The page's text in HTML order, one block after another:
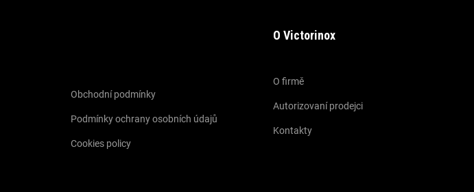
Obchodní podmínky
Podmínky ochrany osobních údajů
Cookies policy
O Victorinox
O firmě
Autorizovaní prodejci
Kontakty